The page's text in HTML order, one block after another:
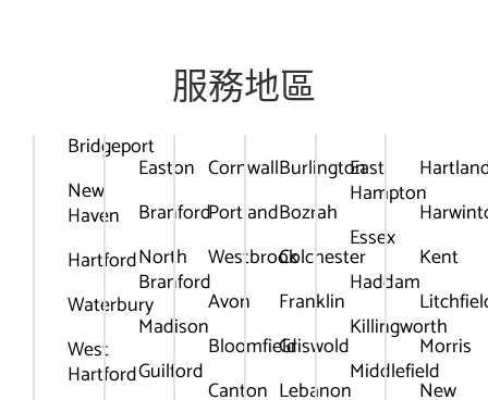
服務地區
Bridgeport
New
Haven
Hartford
Waterbury
West
Hartford
Easton
Branford
North
Branford
Madison
Guilford
Cornwall
Portland
Westbrook
Avon
Bloomfield
Canton
Burlington
Bozrah
Colchester
Franklin
Griswold
Lebanon
East
Hampton
Essex
Haddam
Killingworth
Middlefield
Kent
Morris
New